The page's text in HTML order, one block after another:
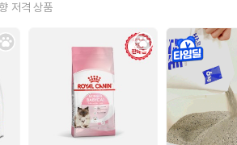
저격 상품